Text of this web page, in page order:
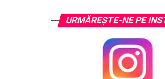
URMĂREŞTE-NE PE